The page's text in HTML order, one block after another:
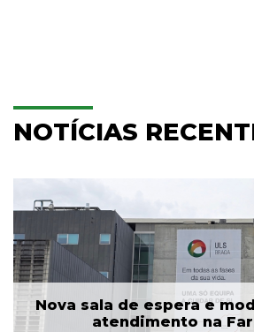
NOTÍCIAS
Nova sala de espera e
atendimento na